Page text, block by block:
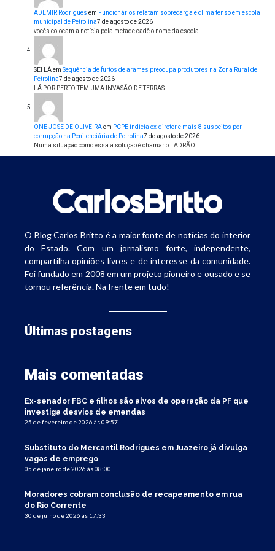
ADEMIR Rodrigues em Funcionários relatam sobrecarga e clima tenso em escola
municipal de Petrolina7 de agosto de 2026
vocês colocam a notícia pela metade cadê o nome da escola
SEI LÁem Sequência de furtos de arames preocupa produtores na Zona Rural de
Petrolina7 de agosto de 2026
LÁ POR PERTO TEM UMA INVASÃO DE TERRAS......
ONE JOSE DE OLIVEIRAem PCPE indicia ex-diretor e mais 8 suspeitos por
corrupção na Penitenciária de Petrolina7 de agosto de 2026
Numa situação como essa a solução é chamar o LADRÃO
O Blog Carlos Britto é a maior fonte de notícias do interior
do Estado. Com um jornalismo forte, independente,
compartilha opiniões livres e de interesse da comunidade.
Foi fundado em 2008 em um projeto pioneiro e ousado e se
tornou referência. Na frente em tudo!
Últimas postagens
Mais comentadas
Ex-senador FBC e filhos são alvos de operação da PF que
investiga desvios de emendas
25 de fevereiro de 2026 às 09:57
Substituto do Mercantil Rodrigues em Juazeiro já divulga
vagas de emprego
05 de janeiro de 2026 às 08:00
Moradores cobram conclusão de recapeamento em rua
do Rio Corrente
30 de julho de 2026 às 17:33